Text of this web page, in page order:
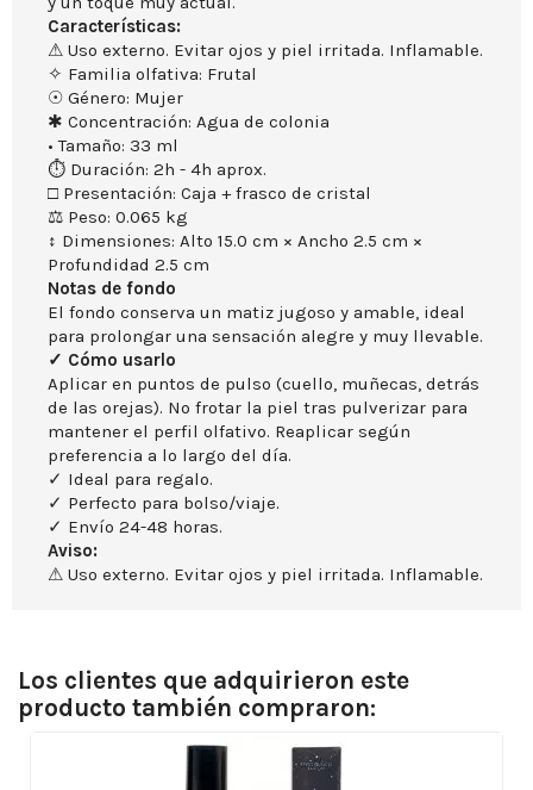
Características:
⚠ Uso externo. Evitar ojos y piel irritada. Inflamable.
✧ Familia olfativa: Frutal
☉ Género: Mujer
✱ Concentración: Agua de colonia
• Tamaño: 33 ml
⏱ Duración: 2h - 4h aprox.
□ Presentación: Caja + frasco de cristal
⚖ Peso: 0.065 kg
↕ Dimensiones: Alto 15.0 cm × Ancho 2.5 cm ×
Profundidad 2.5 cm
Notas de fondo
El fondo conserva un matiz jugoso y amable, ideal
para prolongar una sensación alegre y muy llevable.
✓ Cómo usarlo
Aplicar en puntos de pulso (cuello, muñecas, detrás
de las orejas). No frotar la piel tras pulverizar para
mantener el perfil olfativo. Reaplicar según
preferencia a lo largo del día.
✓ Ideal para regalo.
✓ Perfecto para bolso/viaje.
✓ Envío 24-48 horas.
Aviso:
⚠ Uso externo. Evitar ojos y piel irritada. Inflamable.
Los clientes que adquirieron este
producto también compraron: